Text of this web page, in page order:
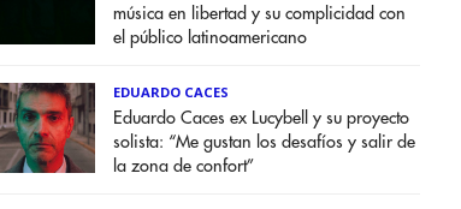
música en libertad y su complicidad con
el público latinoamericano
EDUARDO CACES
Eduardo Caces ex Lucybell y su proyecto
solista: “Me gustan los desafíos y salir de
la zona de confort”